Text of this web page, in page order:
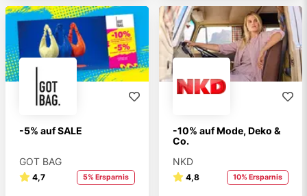
-5% auf SALE
GOT BAG
4,7 5% Ersparnis
-10% auf Mode, Deko &
Co.
NKD
4,8 10% Ersparnis